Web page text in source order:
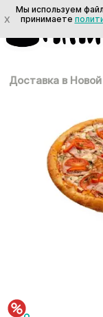
Доставка в
X
Мы используем
принимаете